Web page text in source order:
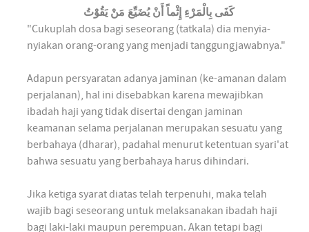
كَفَى بِالْمَرْءِ إِثْماً أَنْ يُضَيِّعَ مَنْ يَقُوْتُ
"Cukuplah dosa bagi seseorang (tatkala) dia menyia-
nyiakan orang-orang yang menjadi tanggungjawabnya."
Adapun persyaratan adanya jaminan (ke-amanan dalam
perjalanan), hal ini disebabkan karena mewajibkan
ibadah haji yang tidak disertai dengan jaminan
keamanan selama perjalanan merupakan sesuatu yang
berbahaya (dharar), padahal menurut ketentuan syari'at
bahwa sesuatu yang berbahaya harus dihindari.
Jika ketiga syarat diatas telah terpenuhi, maka telah
wajib bagi seseorang untuk melaksanakan ibadah haji
bagi laki-laki maupun perempuan. Akan tetapi bagi